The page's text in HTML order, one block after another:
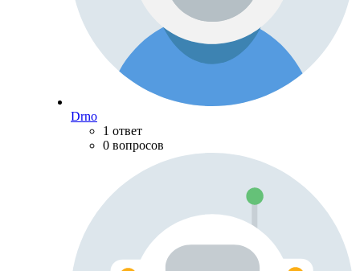
Drno
1 ответ
0 вопросов